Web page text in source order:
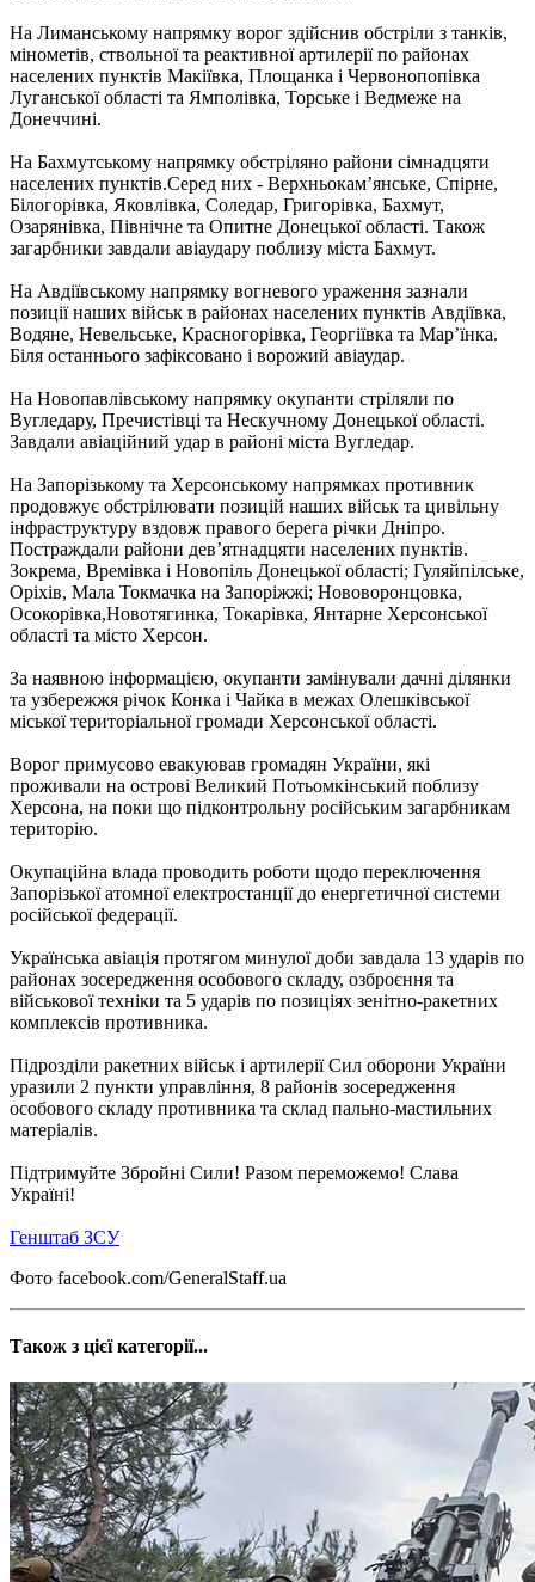
На Лиманському напрямку ворог здійснив обстріли з танків,
мінометів, ствольної та реактивної артилерії по районах
населених пунктів Макіївка, Площанка і Червонопопівка
Луганської області та Ямполівка, Торське і Ведмеже на
Донеччині.
На Бахмутському напрямку обстріляно райони сімнадцяти
населених пунктів.Серед них - Верхньокам’янське, Спірне,
Білогорівка, Яковлівка, Соледар, Григорівка, Бахмут,
Озарянівка, Північне та Опитне Донецької області. Також
загарбники завдали авіаудару поблизу міста Бахмут.
На Авдіївському напрямку вогневого ураження зазнали
позиції наших військ в районах населених пунктів Авдіївка,
Водяне, Невельське, Красногорівка, Георгіївка та Мар’їнка.
Біля останнього зафіксовано і ворожий авіаудар.
На Новопавлівському напрямку окупанти стріляли по
Вугледару, Пречистівці та Нескучному Донецької області.
Завдали авіаційний удар в районі міста Вугледар.
На Запорізькому та Херсонському напрямках противник
продовжує обстрілювати позицій наших військ та цивільну
інфраструктуру вздовж правого берега річки Дніпро.
Постраждали райони дев’ятнадцяти населених пунктів.
Зокрема, Времівка і Новопіль Донецької області; Гуляйпілське,
Оріхів, Мала Токмачка на Запоріжжі; Нововоронцовка,
Осокорівка,Новотягинка, Токарівка, Янтарне Херсонської
області та місто Херсон.
За наявною інформацією, окупанти замінували дачні ділянки
та узбережжя річок Конка і Чайка в межах Олешківської
міської територіальної громади Херсонської області.
Ворог примусово евакуював громадян України, які
проживали на острові Великий Потьомкінський поблизу
Херсона, на поки що підконтрольну російським загарбникам
територію.
Окупаційна влада проводить роботи щодо переключення
Запорізької атомної електростанції до енергетичної системи
російської федерації.
Українська авіація протягом минулої доби завдала 13 ударів по
районах зосередження особового складу, озброєння та
військової техніки та 5 ударів по позиціях зенітно-ракетних
комплексів противника.
Підрозділи ракетних військ і артилерії Сил оборони України
уразили 2 пункти управління, 8 районів зосередження
особового складу противника та склад пально-мастильних
матеріалів.
Підтримуйте Збройні Сили! Разом переможемо! Слава
Україні!
Генштаб ЗСУ
Фото facebook.com/GeneralStaff.ua
Також з цієї категорії...